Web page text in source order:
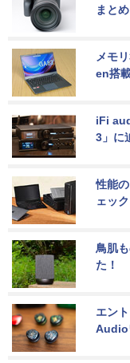
まとめ
メモ
en搭
iFi
3」に
性能
ェック
鳥肌
た！
エン
Audio